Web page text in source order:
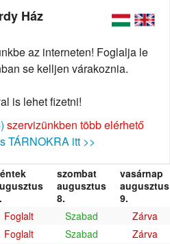
Ház
az interneten! Foglalja le
se kelljen várakoznia.
is lehet fizetni!
szervizünkben több elérhető
TÁRNOKRA itt >>
szombat
augusztus
8.
vasárnap
augusztus
9.
Foglalt Szabad
Zárva
Foglalt Szabad
Zárva